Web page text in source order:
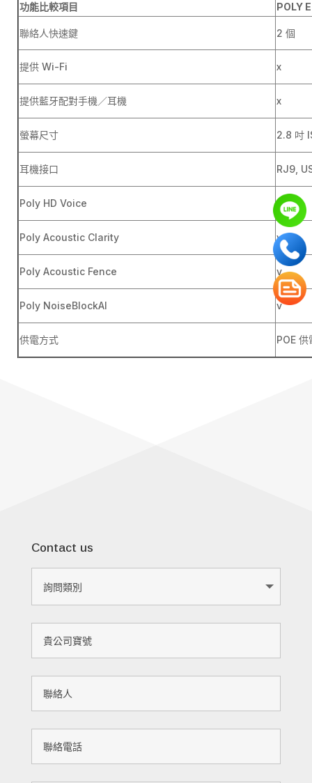
功能比較項目 POLY
聯絡人快速鍵 2 個
提供 Wi-Fi x
提供藍牙配對手機／耳機 x
螢幕尺寸 2.8 吋
耳機接口 RJ9,
Poly HD Voice v
Poly Acoustic Clarity v
Poly Acoustic Fence v
Poly NoiseBlockAI v
供電方式 POE 供
Contact us